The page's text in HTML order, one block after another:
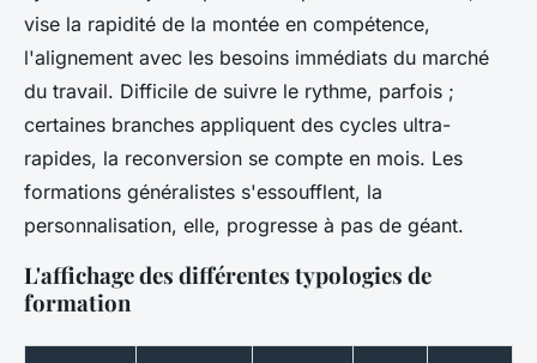
vise la rapidité de la montée en compétence,
l'alignement avec les besoins immédiats du marché
du travail. Difficile de suivre le rythme, parfois ;
certaines branches appliquent des cycles ultra-
rapides, la reconversion se compte en mois. Les
formations généralistes s'essoufflent, la
personnalisation, elle, progresse à pas de géant.
L'affichage des différentes typologies de
formation